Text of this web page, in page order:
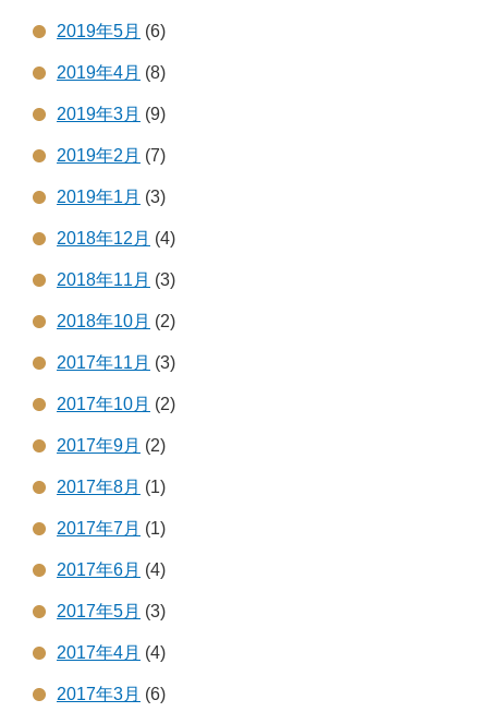
2019年5月 (6)
2019年4月 (8)
2019年3月 (9)
2019年2月 (7)
2019年1月 (3)
2018年12月 (4)
2018年11月 (3)
2018年10月 (2)
2017年11月 (3)
2017年10月 (2)
2017年9月 (2)
2017年8月 (1)
2017年7月 (1)
2017年6月 (4)
2017年5月 (3)
2017年4月 (4)
2017年3月 (6)